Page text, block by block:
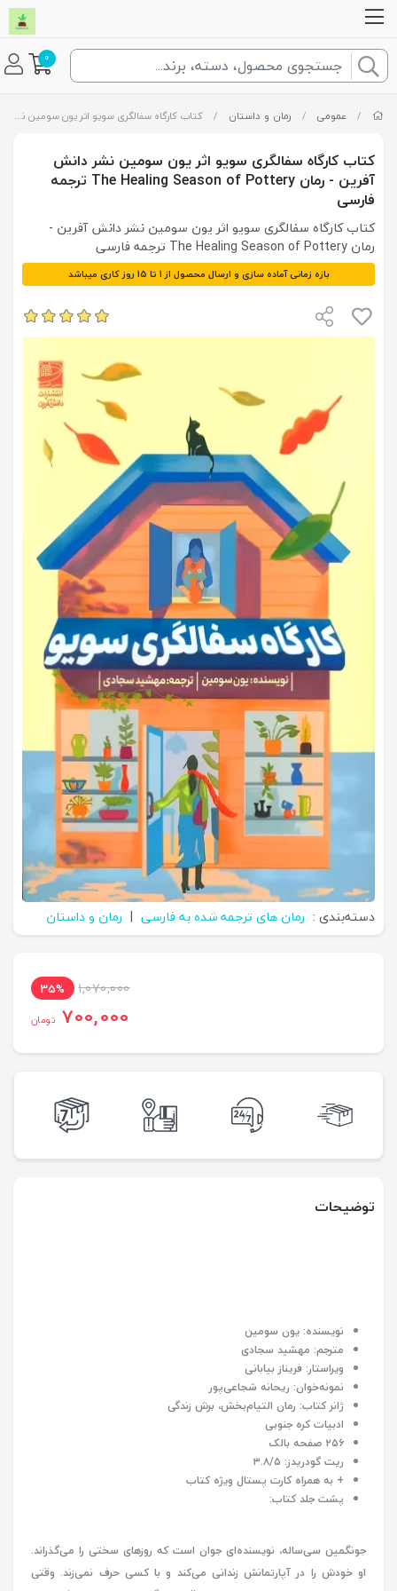
0
/ عمومی / رمان و داستان / کتاب کارگاه سفالگری سویو اثر یون سومین نشر دانش آفرین - رمان The Healing Season of Pottery ترجمه فارسی
کتاب کارگاه سفالگری سویو اثر یون سومین نشر دانش
آفرین - رمان The Healing Season of Pottery ترجمه
فارسی
کتاب کارگاه سفالگری سویو اثر یون سومین نشر دانش آفرین -
رمان The Healing Season of Pottery ترجمه فارسی
بازه زمانی آماده سازی و ارسال محصول از 1 تا 15 روز کاری میباشد
دسته‌بندی : رمان های ترجمه شده به فارسی | رمان و داستان
1,070,000
35%
700,000 تومان
توضیحات
نویسنده: یون سومین
مترجم: مهشید سجادی
ویراستار: فریناز بیابانی
نمونه‌خوان: ریحانه شجاعی‌پور
ژانر کتاب: رمان التیام‌بخش، برش زندگی
ادبیات کره جنوبی
۲۵۶ صفحه بالک
ریت گودریدز: ۳.۸/۵
+ به همراه کارت پستال ویژه کتاب
پشت جلد کتاب:
جونگمین سی‌ساله، نویسنده‌ای جوان است که روزهای سختی را می‌گذراند.
او خودش را در آپارتمانش زندانی می‌کند و با کسی حرف نمی‌زند. وقتی